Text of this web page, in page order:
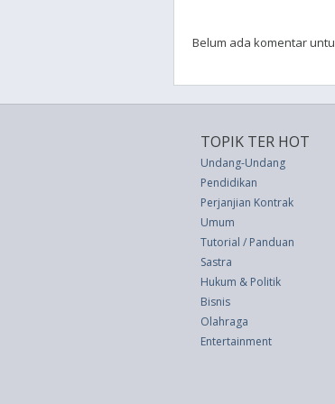
Belum ada komentar
TOPIK TER HOT
Undang-Undang
Pendidikan
Perjanjian Kontrak
Umum
Tutorial / Panduan
Sastra
Hukum & Politik
Bisnis
Olahraga
Entertainment